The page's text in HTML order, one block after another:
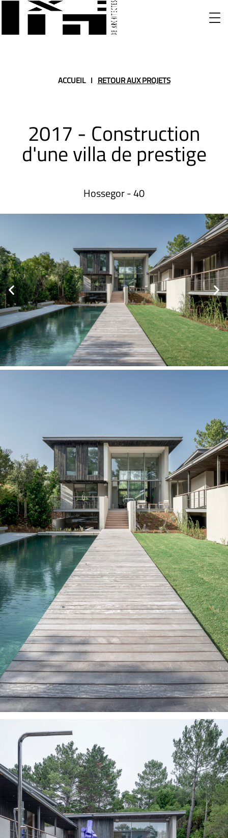
ACCUEIL I RETOUR AUX PROJETS
2017 - Construction
d'une villa de prestige
Hossegor - 40